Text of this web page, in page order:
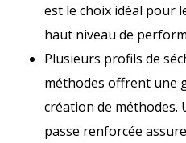
est le choix idéal pour
haut niveau de
Plusieurs profils de
méthodes offrent une
création de méthodes.
passe renforcée